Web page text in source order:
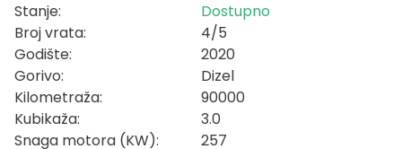
Stanje:
Dostupno
Broj vrata:
4/5
Godište:
2020
Gorivo:
Dizel
Kilometraža:
90000
Kubikaža:
3.0
Snaga motora (KW):
257